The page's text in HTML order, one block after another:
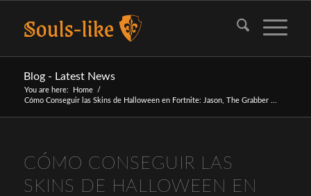
Blog - Latest News
You are here: Home
/
Cómo Conseguir las Skins de Halloween en Fortnite: Jason, The Grabber ...
CÓMO CONSEGUIR LAS
SKINS DE HALLOWEEN EN